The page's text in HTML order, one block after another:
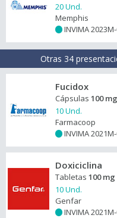
20 Und.
Memphis
INVIMA
Otras 34
Fucidox
Cápsulas 100 mg
10 Und.
Farmacoop
INVIMA
Doxiciclina
Tabletas 100 mg
10 Und.
Genfar
INVIMA